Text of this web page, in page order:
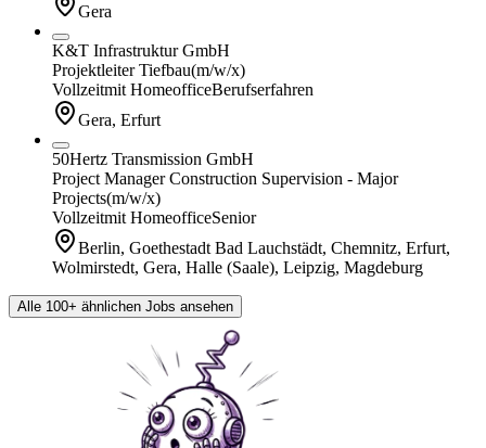
Gera
K&T Infrastruktur GmbH
Projektleiter Tiefbau(m/w/x)
Vollzeitmit HomeofficeBerufserfahren
Gera, Erfurt
50Hertz Transmission GmbH
Project Manager Construction Supervision - Major
Projects(m/w/x)
Vollzeitmit HomeofficeSenior
Berlin, Goethestadt Bad Lauchstädt, Chemnitz, Erfurt,
Wolmirstedt, Gera, Halle (Saale), Leipzig, Magdeburg
Alle 100+ ähnlichen Jobs ansehen